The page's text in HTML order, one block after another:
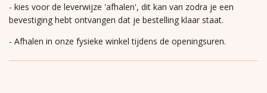
- kies voor de leverwijze 'afhalen', dit kan van zodra je een
bevestiging hebt ontvangen dat je bestelling klaar staat.
- Afhalen in onze fysieke winkel tijdens de openingsuren.